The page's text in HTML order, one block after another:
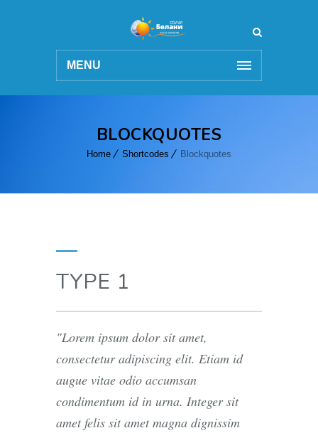
MENU
BLOCKQUOTES
Home Shortcodes Blockquotes
TYPE 1
Lorem ipsum dolor sit amet,
consectetur adipiscing elit. Etiam id
augue vitae odio accumsan
condimentum id in urna. Integer sit
amet felis sit amet magna dignissim